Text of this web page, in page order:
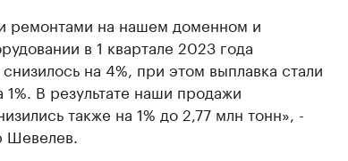
ремонтами на нашем доменном и
в 1 квартале 2023 года
на 4%, при этом выплавка стали
1%. В результате наши продажи
также на 1% до 2,77 млн тонн», -
Шевелев.